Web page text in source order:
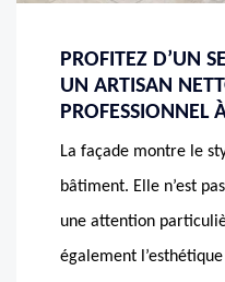
PROFITEZ D’UN
UN ARTISAN
PROFESSIONNEL
La façade montre le
bâtiment. Elle n’est
une attention
également